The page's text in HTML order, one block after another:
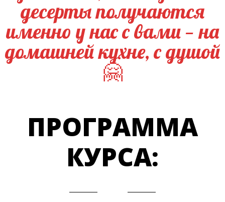
десерты получаются
именно у нас с вами — на
домашней кухне, с душой
🤗
ПРОГРАММА
КУРСА: